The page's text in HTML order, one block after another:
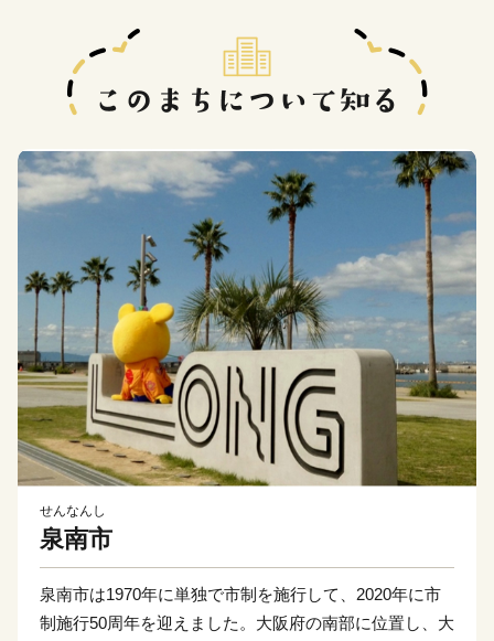
せんなんし
泉南市
泉南市は1970年に単独で市制を施行して、2020年に市
制施行50周年を迎えました。大阪府の南部に位置し、大